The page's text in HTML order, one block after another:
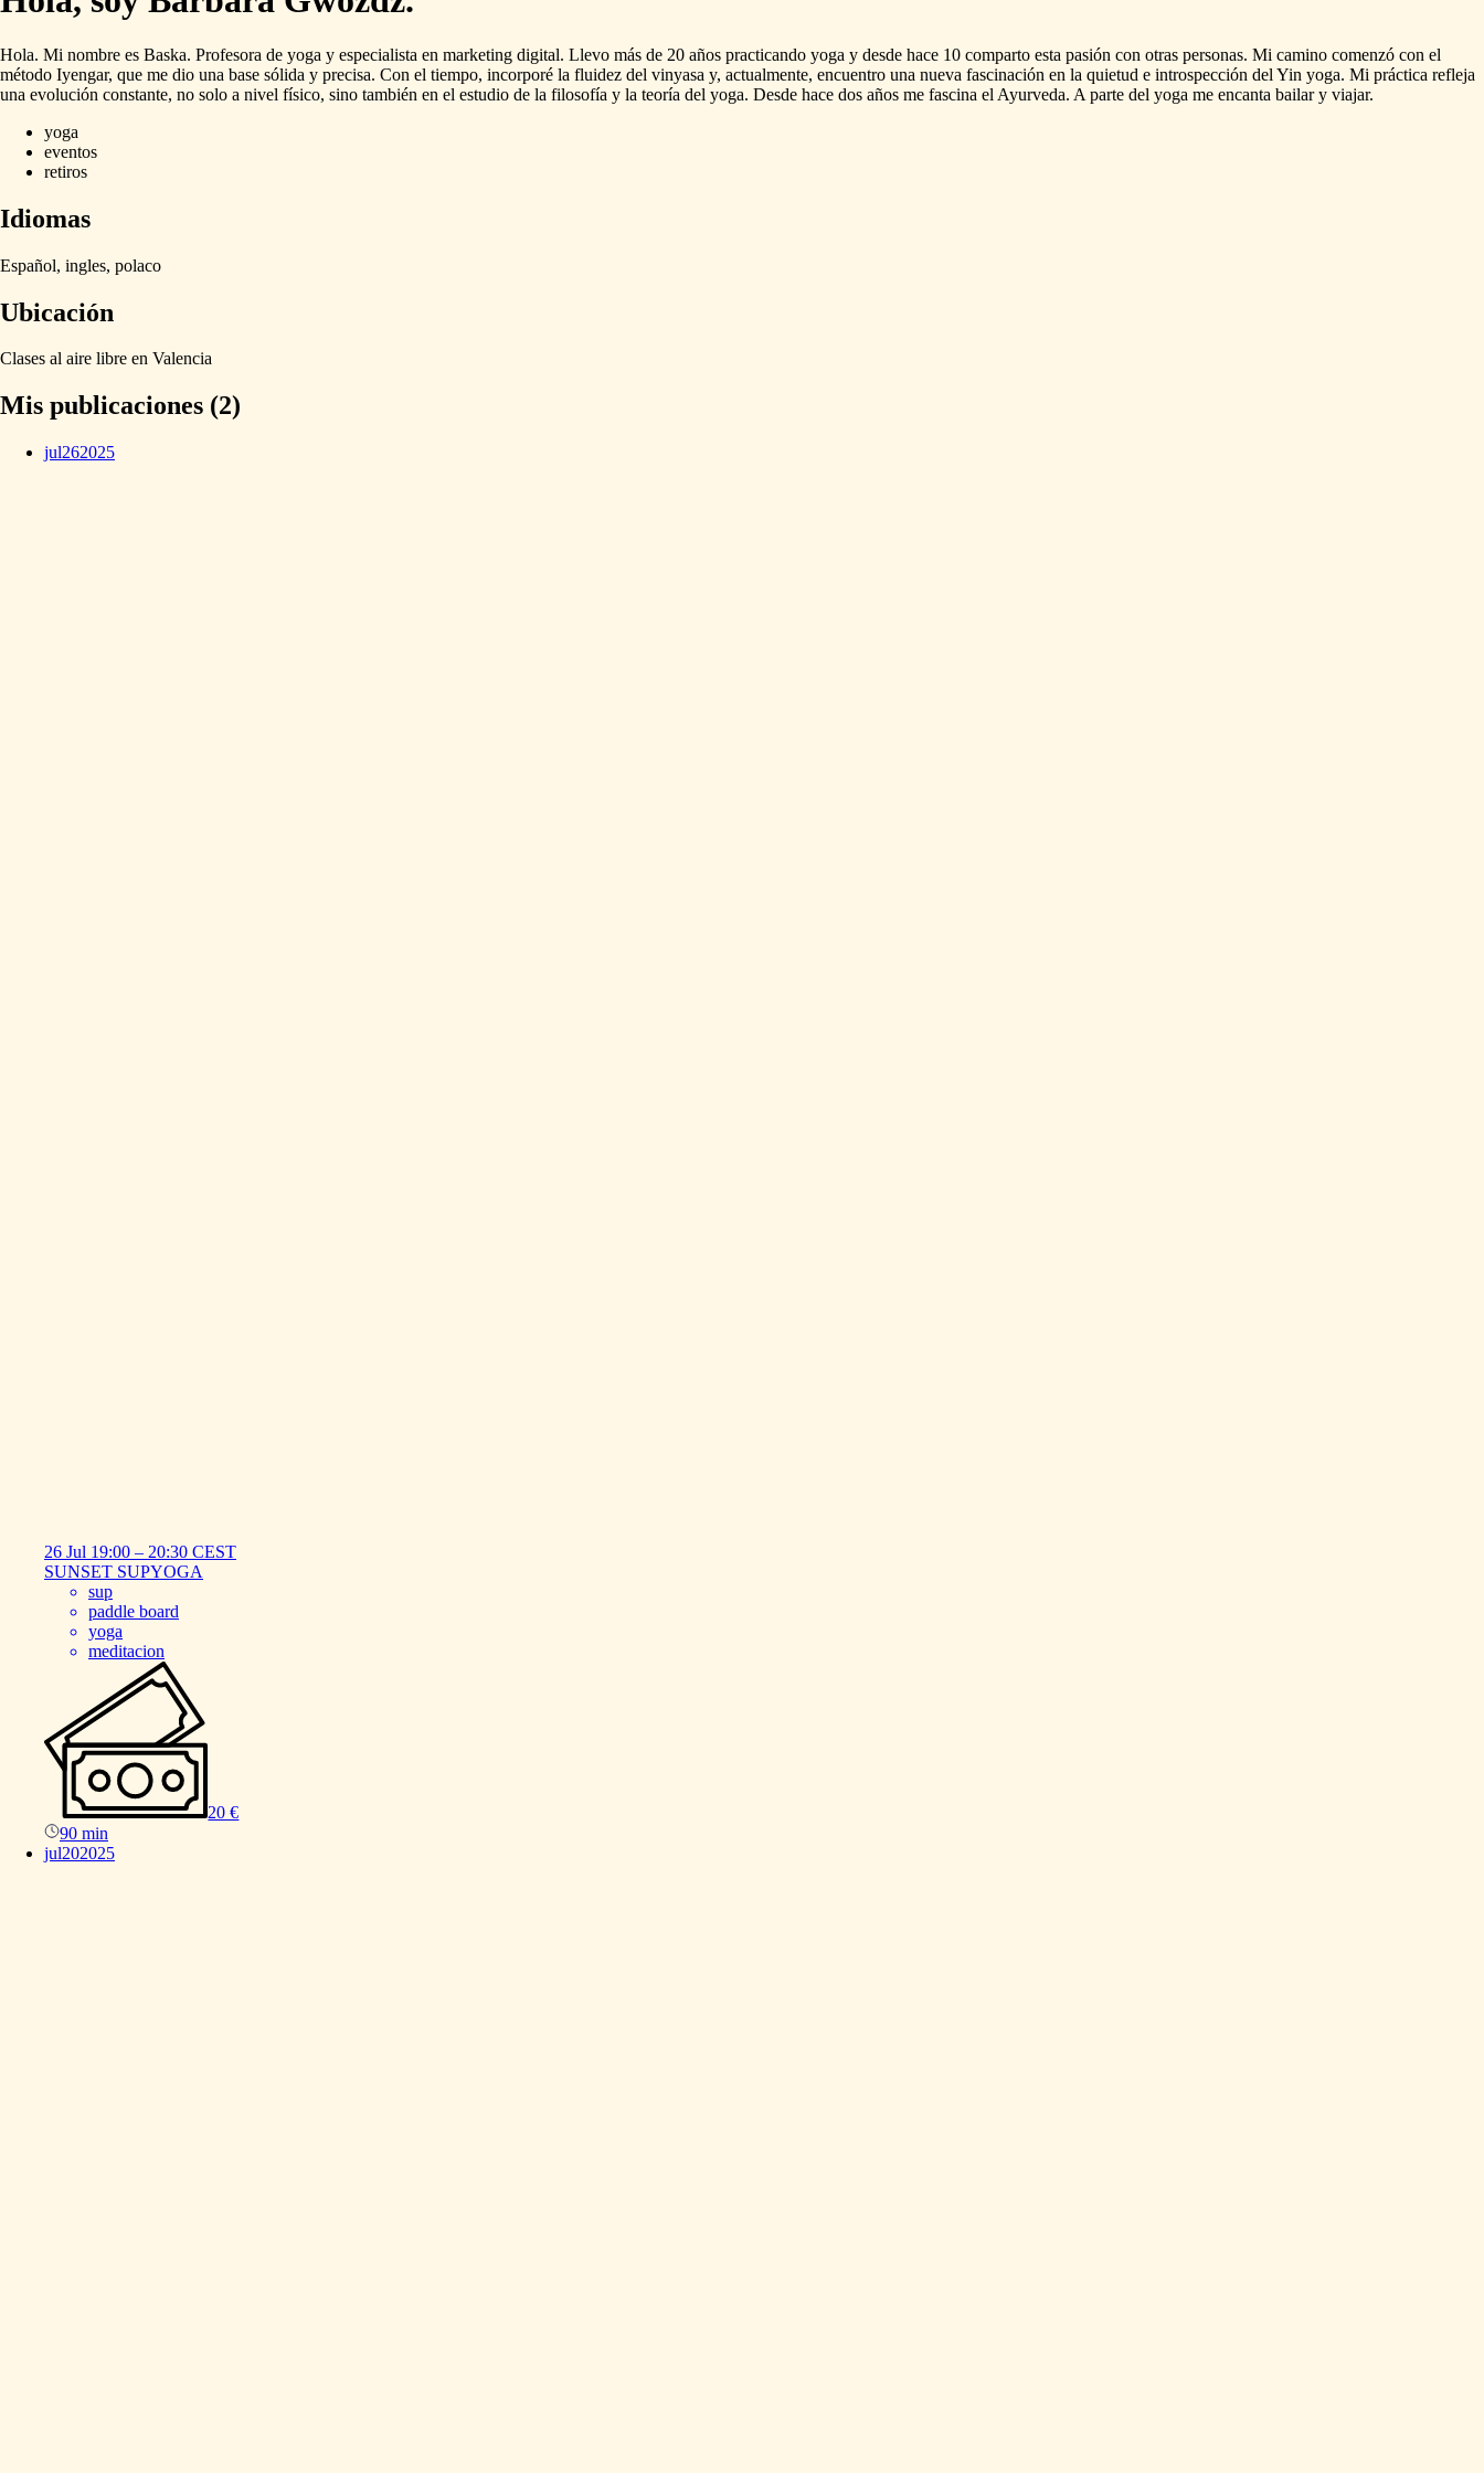
Hola. Mi nombre es Baska. Profesora de yoga y especialista en marketing digital. Llevo más de 20 años practicando yoga y desde hace 10 comparto esta pasión con otras personas. Mi camino comenzó con el
método Iyengar, que me dio una base sólida y precisa. Con el tiempo, incorporé la fluidez del vinyasa y, actualmente, encuentro una nueva fascinación en la quietud e introspección del Yin yoga. Mi práctica refleja
una evolución constante, no solo a nivel físico, sino también en el estudio de la filosofía y la teoría del yoga. Desde hace dos años me fascina el Ayurveda. A parte del yoga me encanta bailar y viajar.
yoga
eventos
retiros
Idiomas
Español, ingles, polaco
Ubicación
Clases al aire libre en Valencia
Mis publicaciones (2)
jul262025
26 Jul 19:00 – 20:30 CEST
SUNSET SUPYOGA
sup
paddle board
yoga
meditacion
20 €
90 min
jul202025